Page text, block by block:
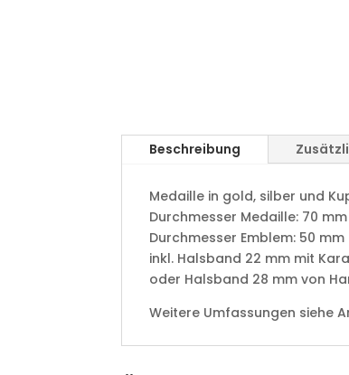
Beschreibung
Medaille in gold, silber und
​Durchmesser Medaille: 70 mm
Durchmesser Emblem: 50 mm
​inkl. Halsband 22 mm mit
oder Halsband 28 mm von
Weitere Umfassungen siehe